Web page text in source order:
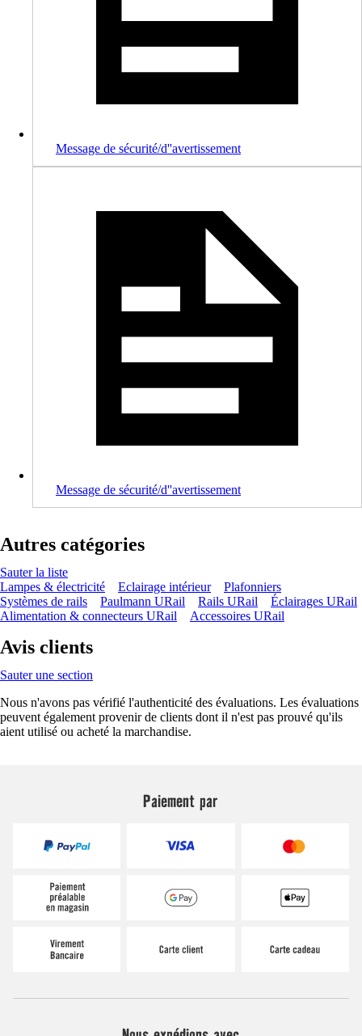
Message de sécurité/d''avertissement
Message de sécurité/d''avertissement
Autres catégories
Sauter la liste
Lampes & électricité
Eclairage intérieur
Plafonniers
Systèmes de rails
Paulmann URail Rails URail
Éclairages URail
Alimentation & connecteurs URail
Accessoires URail
Avis clients
Sauter une section
Nous n'avons pas vérifié l'authenticité des évaluations. Les évaluations
peuvent également provenir de clients dont il n'est pas prouvé qu'ils
aient utilisé ou acheté la marchandise.
Paiement par